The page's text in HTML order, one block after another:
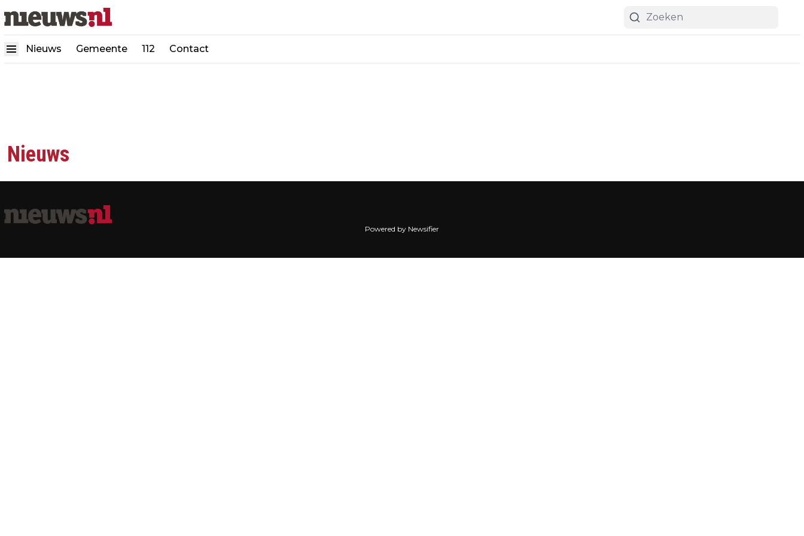
Nieuws Gemeente 112 Contact
Nieuws
Powered by Newsifier